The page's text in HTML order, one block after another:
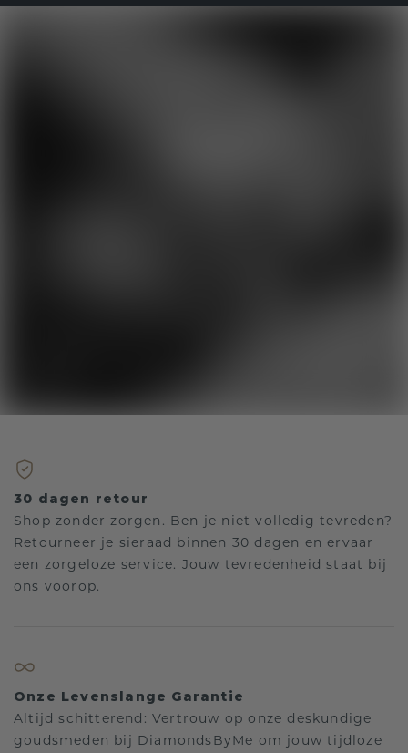
30 dagen retour
Shop zonder zorgen. Ben je niet volledig tevreden?
Retourneer je sieraad binnen 30 dagen en ervaar
een zorgeloze service. Jouw tevredenheid staat bij
ons voorop.
Onze Levenslange Garantie
Altijd schitterend: Vertrouw op onze deskundige
goudsmeden bij DiamondsByMe om jouw tijdloze